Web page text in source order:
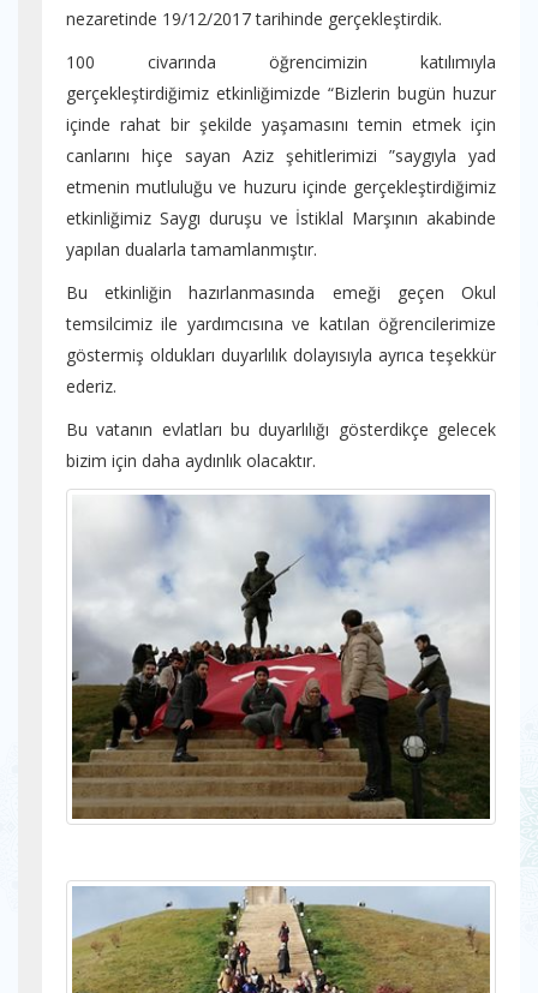
nezaretinde 19/12/2017 tarihinde gerçekleştirdik.
100 civarında öğrencimizin katılımıyla
gerçekleştirdiğimiz etkinliğimizde “Bizlerin bugün huzur
içinde rahat bir şekilde yaşamasını temin etmek için
canlarını hiçe sayan Aziz şehitlerimizi ”saygıyla yad
etmenin mutluluğu ve huzuru içinde gerçekleştirdiğimiz
etkinliğimiz Saygı duruşu ve İstiklal Marşının akabinde
yapılan dualarla tamamlanmıştır.
Bu etkinliğin hazırlanmasında emeği geçen Okul
temsilcimiz ile yardımcısına ve katılan öğrencilerimize
göstermiş oldukları duyarlılık dolayısıyla ayrıca teşekkür
ederiz.
Bu vatanın evlatları bu duyarlılığı gösterdikçe gelecek
bizim için daha aydınlık olacaktır.